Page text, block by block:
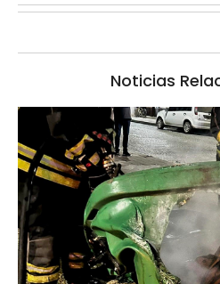
Noticias